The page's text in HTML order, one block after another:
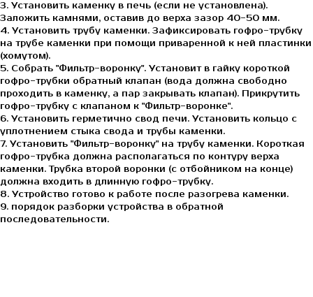
3. Установить каменку в печь (если не установлена).
Заложить камнями, оставив до верха зазор 40-50 мм.
4. Установить трубу каменки. Зафиксировать гофро-трубку
на трубе каменки при помощи приваренной к ней пластинки
(хомутом).
5. Собрать "Фильтр-воронку". Установит в гайку короткой
гофро-трубки обратный клапан (вода должна свободно
проходить в каменку, а пар закрывать клапан). Прикрутить
гофро-трубку с клапаном к "Фильтр-воронке".
6. Установить герметично свод печи. Установить кольцо с
уплотнением стыка свода и трубы каменки.
7. Установить "Фильтр-воронку" на трубу каменки. Короткая
гофро-трубка должна располагаться по контуру верха
каменки. Трубка второй воронки (с отбойником на конце)
должна входить в длинную гофро-трубку.
8. Устройство готово к работе после разогрева каменки.
9. порядок разборки устройства в обратной
последовательности.